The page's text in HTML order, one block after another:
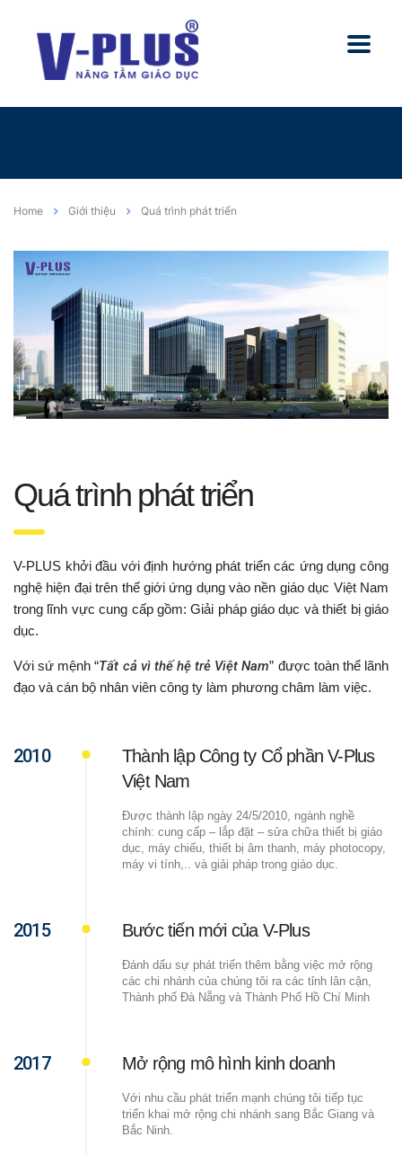
Home Giới thiệu Quá trình phát triển
Quá trình phát triển
V-PLUS khởi đầu với định hướng phát triển các ứng dụng công
nghệ hiện đại trên thế giới ứng dụng vào nền giáo dục Việt Nam
trong lĩnh vực cung cấp gồm: Giải pháp giáo dục và thiết bị giáo
dục.
Với sứ mệnh “Tất cả vì thế hệ trẻ Việt Nam” được toàn thể lãnh
đạo và cán bộ nhân viên công ty làm phương châm làm việc.
2010
Thành lập Công ty Cổ phần V-Plus
Việt Nam
Được thành lập ngày 24/5/2010, ngành nghề
chính: cung cấp – lắp đặt – sửa chữa thiết bị giáo
dục, máy chiếu, thiết bị âm thanh, máy photocopy,
máy vi tính,.. và giải pháp trong giáo dục.
2015 Bước tiến mới của V-Plus
Đánh dấu sự phát triển thêm bằng việc mở rộng
các chi nhánh của chúng tôi ra các tỉnh lân cận,
Thành phố Đà Nẵng và Thành Phố Hồ Chí Minh
2017 Mở rộng mô hình kinh doanh
Với nhu cầu phát triển mạnh chúng tôi tiếp tục
triển khai mở rộng chi nhánh sang Bắc Giang và
Bắc Ninh.